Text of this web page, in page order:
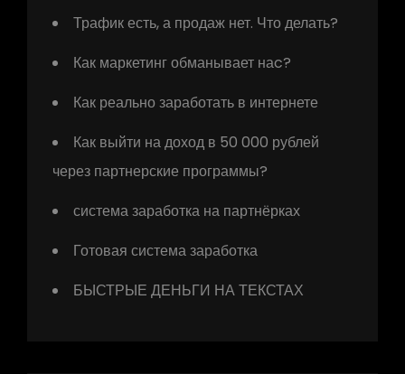
Трафик есть, а продаж нет. Что делать?
Как маркетинг обманывает наc?
Как реально заработать в интернете
Как выйти на доход в 50 000 рублей
через партнерские программы?
система заработка на партнёрках
Готовая система заработка
БЫСТРЫЕ ДЕНЬГИ НА ТЕКСТАХ